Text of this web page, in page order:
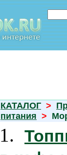
КАТАЛОГ >
питания >
1.